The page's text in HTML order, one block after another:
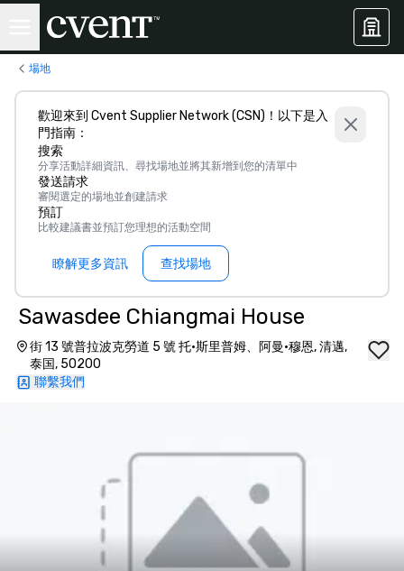
場地
歡迎來到 Cvent Supplier Network (CSN)！以下是入
門指南：
搜索
分享活動詳細資訊、尋找場地並將其新增到您的清單中
發送請求
審閱選定的場地並創建請求
預訂
比較建議書並預訂您理想的活動空間
瞭解更多資訊 查找場地
Sawasdee Chiangmai House
街 13 號普拉波克勞道 5 號 托·斯里普姆、阿曼·穆恩, 清邁,
泰国, 50200
聯繫我們